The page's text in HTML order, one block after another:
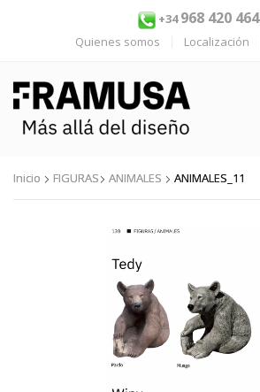
+34968 420 464
Quienes somos Localización
Inicio FIGURAS ANIMALES ANIMALES_11